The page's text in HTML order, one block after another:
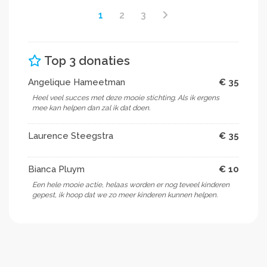
1 2 3
Top 3 donaties
Angelique Hameetman € 35
Heel veel succes met deze mooie stichting. Als ik ergens
mee kan helpen dan zal ik dat doen.
Laurence Steegstra € 35
Bianca Pluym € 10
Een hele mooie actie, helaas worden er nog teveel kinderen
gepest, ik hoop dat we zo meer kinderen kunnen helpen.